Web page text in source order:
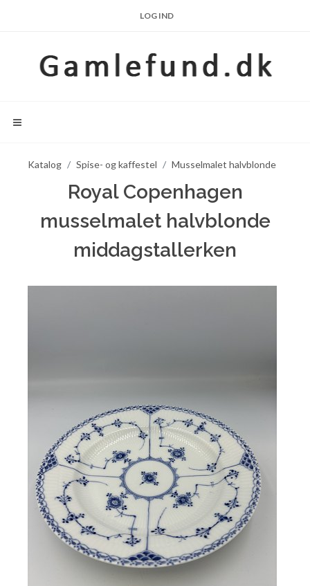
LOG IND
Katalog Spise- og kaffestel Musselmalet halvblonde
Royal Copenhagen
musselmalet halvblonde
middagstallerken